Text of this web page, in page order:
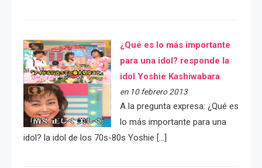
¿Qué es lo más importante
para una idol? responde la
idol Yoshie Kashiwabara
en 10 febrero 2013
A la pregunta expresa: ¿Qué es
lo más importante para una
idol? la idol de los 70s-80s Yoshie […]